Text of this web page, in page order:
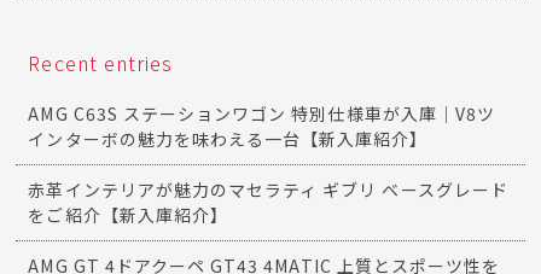
Recent entries
AMG C63S ステーションワゴン 特別仕様車が入庫｜V8ツ
インターボの魅力を味わえる一台【新入庫紹介】
赤革インテリアが魅力のマセラティ ギブリ ベースグレード
をご紹介【新入庫紹介】
AMG GT 4ドアクーペ GT43 4MATIC 上質とスポーツ性を